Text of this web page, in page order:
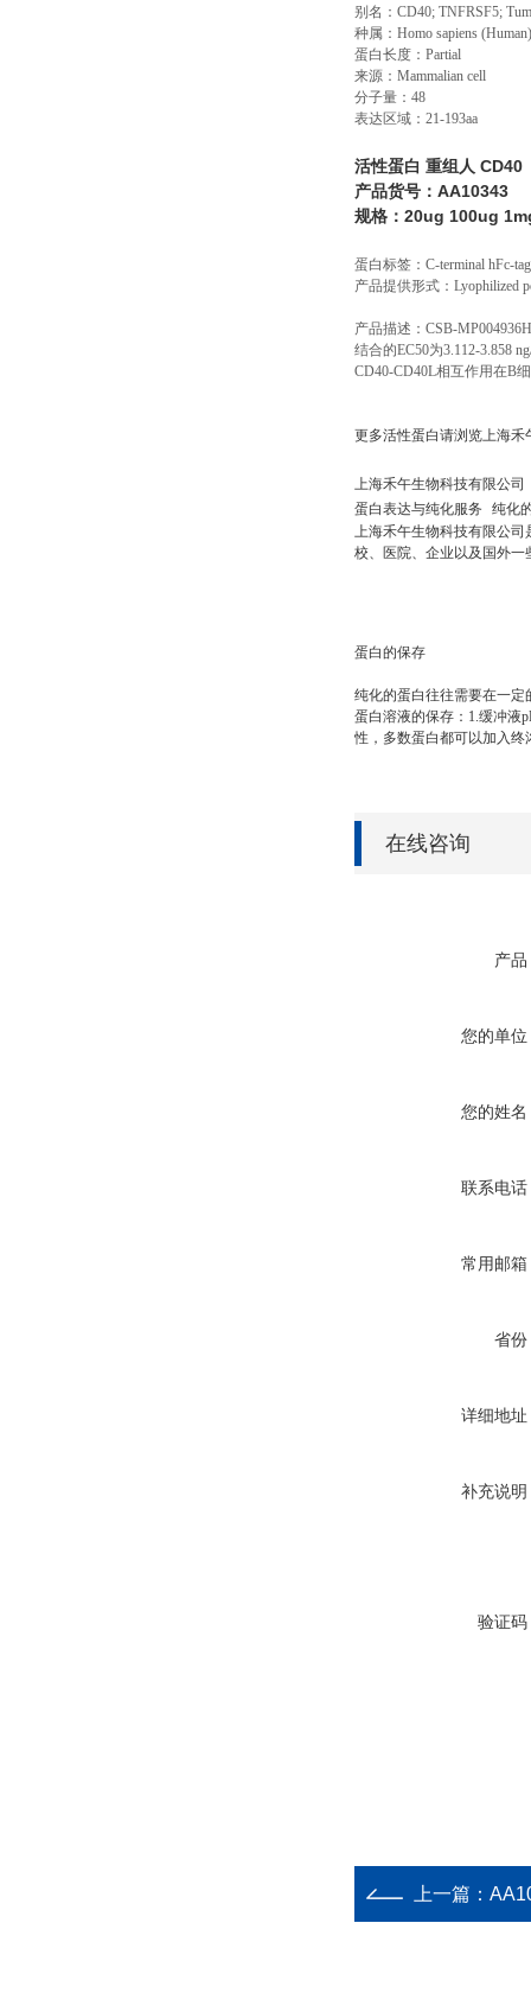
别名： CD40; TNFRSF5;
种属： Homo sapiens (Human)
蛋白长度： Partial
来源： Mammalian cell
分子量： 48
表达区域： 21-193aa
活性蛋白 重组人 CD40
产品货号：AA10343
规格：20ug 100ug
蛋白标签： C-terminal hFc-
产品提供形式： Lyophilized
产品描述：CSB-
结合的EC50为3.112-3.858
CD40-CD40L相互作用在B
更多活性蛋白请浏览上海禾
上海禾午生物科技有限公司
蛋白表达与纯化服务
纯化
上海禾午生物科技有限公司
校、医院、企业以及国外
蛋白的保存
纯化的蛋白往往需要在一
蛋白溶液的保存：1.缓冲液
性，多数蛋白都可以加入
在线咨询
产品
您的单位
您的姓名
联系电话
常用邮箱
省份
详细地址
补充说明
验证码
上一篇：